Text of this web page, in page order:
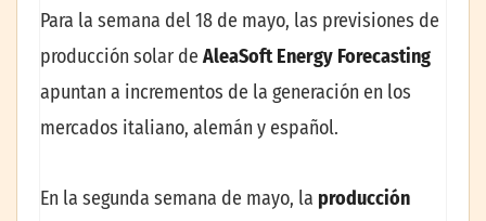
Para la semana del 18 de mayo, las previsiones de
producción solar de AleaSoft Energy Forecasting
apuntan a incrementos de la generación en los
mercados italiano, alemán y español.
En la segunda semana de mayo, la producción